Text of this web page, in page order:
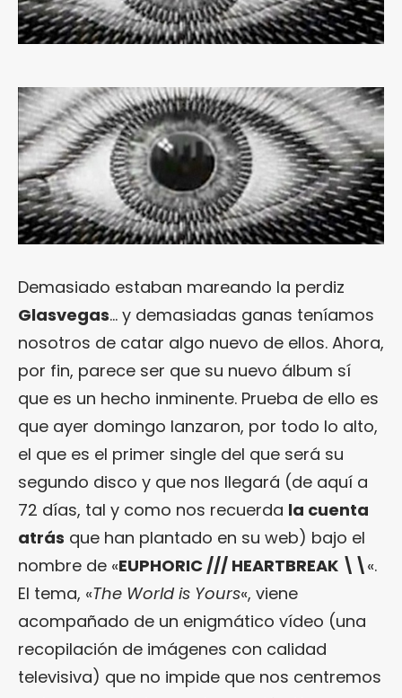
Demasiado estaban mareando la perdiz
Glasvegas… y demasiadas ganas teníamos
nosotros de catar algo nuevo de ellos. Ahora,
por fin, parece ser que su nuevo álbum sí
que es un hecho inminente. Prueba de ello es
que ayer domingo lanzaron, por todo lo alto,
el que es el primer single del que será su
segundo disco y que nos llegará (de aquí a
72 días, tal y como nos recuerda la cuenta
atrás que han plantado en su web) bajo el
nombre de «EUPHORIC /// HEARTBREAK \\«.
El tema, «The World is Yours«, viene
acompañado de un enigmático vídeo (una
recopilación de imágenes con calidad
televisiva) que no impide que nos centremos